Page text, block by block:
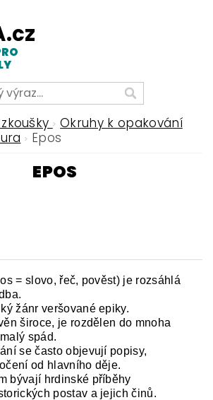
Okruhy k opakování
Epos
EPOS
= slovo, řeč, pověst) je rozsáhlá
žánr veršované epiky.
široce, je rozdělen do mnoha
spád.
se často objevují popisy,
od hlavního děje.
bývají hrdinské příběhy
postav a jejich činů.